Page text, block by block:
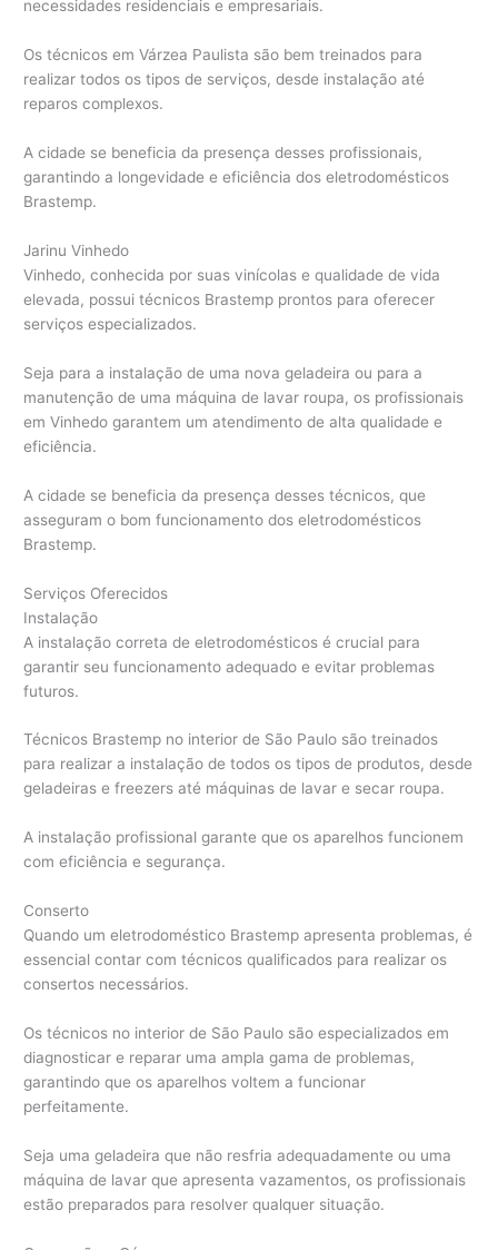
necessidades residenciais e empresariais.
Os técnicos em Várzea Paulista são bem treinados para
realizar todos os tipos de serviços, desde instalação até
reparos complexos.
A cidade se beneficia da presença desses profissionais,
garantindo a longevidade e eficiência dos eletrodomésticos
Brastemp.
Jarinu Vinhedo
Vinhedo, conhecida por suas vinícolas e qualidade de vida
elevada, possui técnicos Brastemp prontos para oferecer
serviços especializados.
Seja para a instalação de uma nova geladeira ou para a
manutenção de uma máquina de lavar roupa, os profissionais
em Vinhedo garantem um atendimento de alta qualidade e
eficiência.
A cidade se beneficia da presença desses técnicos, que
asseguram o bom funcionamento dos eletrodomésticos
Brastemp.
Serviços Oferecidos
Instalação
A instalação correta de eletrodomésticos é crucial para
garantir seu funcionamento adequado e evitar problemas
futuros.
Técnicos Brastemp no interior de São Paulo são treinados
para realizar a instalação de todos os tipos de produtos, desde
geladeiras e freezers até máquinas de lavar e secar roupa.
A instalação profissional garante que os aparelhos funcionem
com eficiência e segurança.
Conserto
Quando um eletrodoméstico Brastemp apresenta problemas, é
essencial contar com técnicos qualificados para realizar os
consertos necessários.
Os técnicos no interior de São Paulo são especializados em
diagnosticar e reparar uma ampla gama de problemas,
garantindo que os aparelhos voltem a funcionar
perfeitamente.
Seja uma geladeira que não resfria adequadamente ou uma
máquina de lavar que apresenta vazamentos, os profissionais
estão preparados para resolver qualquer situação.